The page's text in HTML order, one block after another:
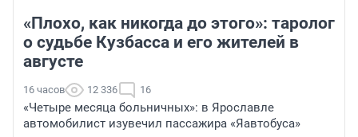
«Плохо, как никогда до этого»: таролог
о судьбе Кузбасса и его жителей в
августе
16 часов 12 336 16
«Четыре месяца больничных»: в Ярославле
автомобилист изувечил пассажира «Яавтобуса»